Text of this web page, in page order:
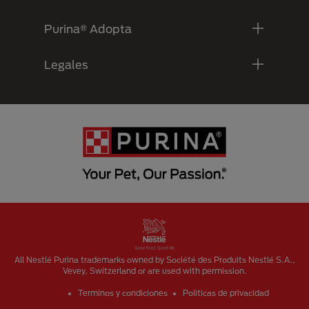
Purina® Adopta
Legales
All Nestlé Purina trademarks owned by Société des Produits Nestlé S.A.,
Vevey, Switzerland or are used with permission.
Terminos y condiciones Politicas de privacidad